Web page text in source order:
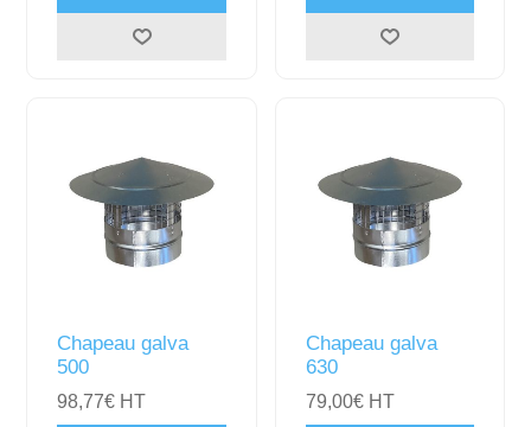
Chapeau galva
500
98,77€ HT
Chapeau galva
630
79,00€ HT